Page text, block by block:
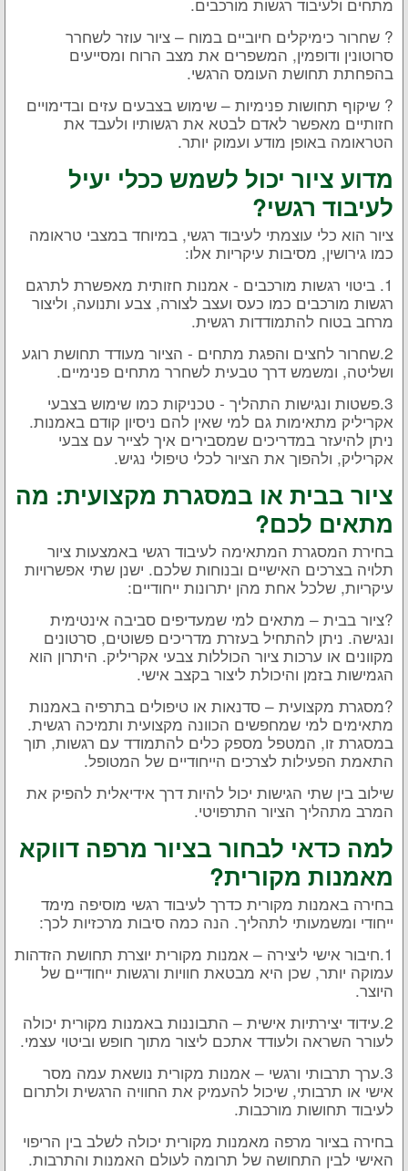
? שחרור כימיקלים חיוביים במוח – ציור עוזר לשחרר
סרוטונין ודופמין, המשפרים את מצב הרוח ומסייעים
בהפחתת תחושת העומס הרגשי.
? שיקוף תחושות פנימיות – שימוש בצבעים עזים ובדימויים
חזותיים מאפשר לאדם לבטא את רגשותיו ולעבד את
הטראומה באופן מודע ועמוק יותר.
מדוע ציור יכול לשמש ככלי יעיל
לעיבוד רגשי?
ציור הוא כלי עוצמתי לעיבוד רגשי, במיוחד במצבי טראומה
כמו גירושין, מסיבות עיקריות אלו:
1. ביטוי רגשות מורכבים - אמנות חזותית מאפשרת לתרגם
רגשות מורכבים כמו כעס ועצב לצורה, צבע ותנועה, וליצור
מרחב בטוח להתמודדות רגשית.
2.שחרור לחצים והפגת מתחים - הציור מעודד תחושת רוגע
ושליטה, ומשמש דרך טבעית לשחרר מתחים פנימיים.
3.פשטות ונגישות התהליך - טכניקות כמו שימוש בצבעי
אקריליק מתאימות גם למי שאין להם ניסיון קודם באמנות.
ניתן להיעזר במדריכים שמסבירים איך לצייר עם צבעי
אקריליק, ולהפוך את הציור לכלי טיפולי נגיש.
ציור בבית או במסגרת מקצועית: מה
מתאים לכם?
בחירת המסגרת המתאימה לעיבוד רגשי באמצעות ציור
תלויה בצרכים האישיים ובנוחות שלכם. ישנן שתי אפשרויות
עיקריות, שלכל אחת מהן יתרונות ייחודיים:
?ציור בבית – מתאים למי שמעדיפים סביבה אינטימית
ונגישה. ניתן להתחיל בעזרת מדריכים פשוטים, סרטונים
מקוונים או ערכות ציור הכוללות צבעי אקריליק. היתרון הוא
הגמישות בזמן והיכולת ליצור בקצב אישי.
?מסגרת מקצועית – סדנאות או טיפולים בתרפיה באמנות
מתאימים למי שמחפשים הכוונה מקצועית ותמיכה רגשית.
במסגרת זו, המטפל מספק כלים להתמודד עם רגשות, תוך
התאמת הפעילות לצרכים הייחודיים של המטופל.
שילוב בין שתי הגישות יכול להיות דרך אידיאלית להפיק את
המרב מתהליך הציור התרפויטי.
למה כדאי לבחור בציור מרפה דווקא
מאמנות מקורית?
בחירה באמנות מקורית כדרך לעיבוד רגשי מוסיפה מימד
ייחודי ומשמעותי לתהליך. הנה כמה סיבות מרכזיות לכך:
1.חיבור אישי ליצירה – אמנות מקורית יוצרת תחושת הזדהות
עמוקה יותר, שכן היא מבטאת חוויות ורגשות ייחודיים של
היוצר.
2.עידוד יצירתיות אישית – התבוננות באמנות מקורית יכולה
לעורר השראה ולעודד אתכם ליצור מתוך חופש וביטוי עצמי.
3.ערך תרבותי ורגשי – אמנות מקורית נושאת עמה מסר
אישי או תרבותי, שיכול להעמיק את החוויה הרגשית ולתרום
לעיבוד תחושות מורכבות.
בחירה בציור מרפה מאמנות מקורית יכולה לשלב בין הריפוי
האישי לבין התחושה של תרומה לעולם האמנות והתרבות.